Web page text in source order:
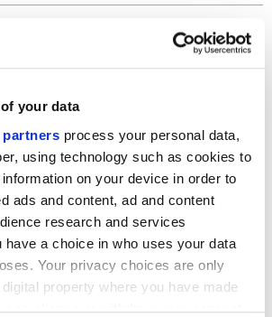
your data
partners process your personal data,
using technology such as cookies to
on your device in order to
ads and content, ad and content
research and services
have a choice in who uses your data
Your privacy choices are only
property where you have made
can change or withdraw your consent